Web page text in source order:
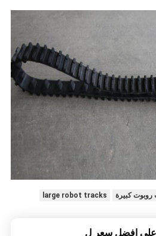
كبيرة large robot tracks
افضل سعر ل